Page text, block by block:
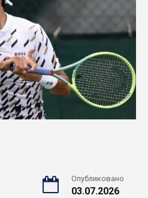
Опубликовано
03.07.2026